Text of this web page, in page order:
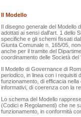
Il Modello
Il disegno generale del Modello
adottati ai sensi dall'art. 1 dello
specifiche e gli schemi fissati
Giunta Comunale n. 165/05,
anche per il tramite del
coordinamento delle Società del
Il Modello di Governance di
periodico, in linea con i requisiti
funzionamento, di efficacia
informativi, di coerenza con la
Lo schema del Modello
(Codici e Regolamenti) che ne
funzionamento, in conformità